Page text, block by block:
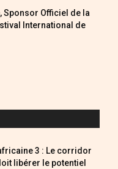
Sponsor Officiel de la
International de
3 : Le corridor
libérer le potentiel